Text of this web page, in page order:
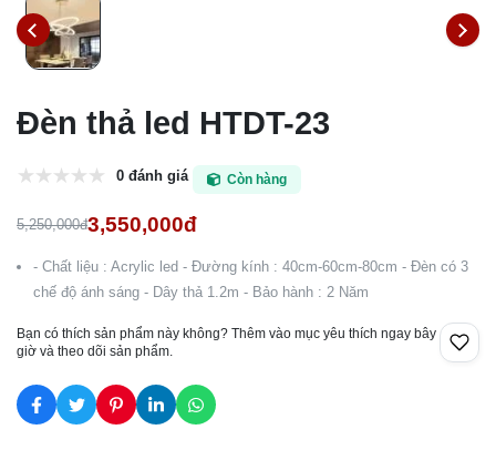
Đèn thả led HTDT-23
0 đánh giá Còn hàng
5,250,000đ3,550,000đ
- Chất liệu : Acrylic led - Đường kính : 40cm-60cm-80cm - Đèn có 3
chế độ ánh sáng - Dây thả 1.2m - Bảo hành : 2 Năm
Bạn có thích sản phẩm này không? Thêm vào mục yêu thích ngay bây
giờ và theo dõi sản phẩm.